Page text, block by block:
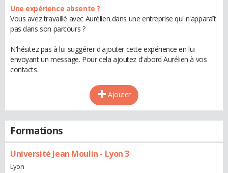
Une expérience absente ?
Vous avez travaillé avec Aurélien dans une entreprise qui n'apparaît
pas dans son parcours ?
N'hésitez pas à lui suggérer d'ajouter cette expérience en lui
envoyant un message. Pour cela ajoutez d'abord Aurélien à vos
contacts.
Ajouter
Formations
Université Jean Moulin - Lyon 3
Lyon